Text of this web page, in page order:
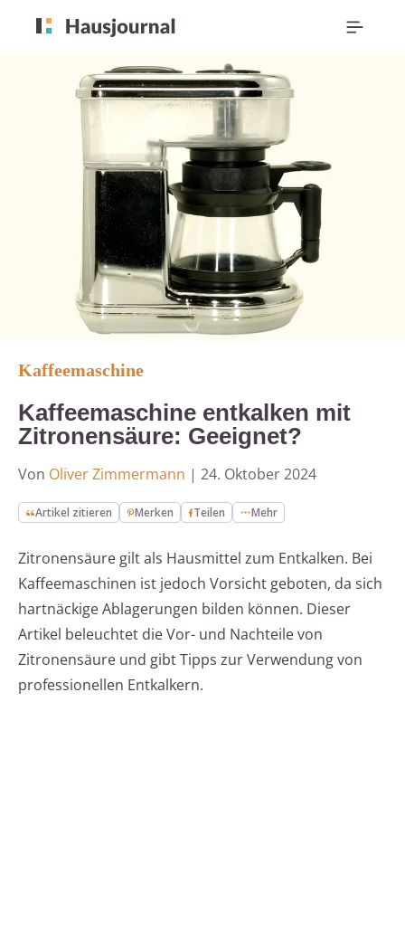
Kaffeemaschine
Kaffeemaschine entkalken mit
Zitronensäure: Geeignet?
Von Oliver Zimmermann | 24. Oktober 2024
Artikel zitieren Merken Teilen Mehr
Zitronensäure gilt als Hausmittel zum Entkalken. Bei
Kaffeemaschinen ist jedoch Vorsicht geboten, da sich
hartnäckige Ablagerungen bilden können. Dieser
Artikel beleuchtet die Vor- und Nachteile von
Zitronensäure und gibt Tipps zur Verwendung von
professionellen Entkalkern.